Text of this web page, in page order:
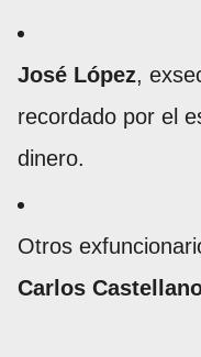
José López,
recordado por el
dinero.
Otros
Carlos